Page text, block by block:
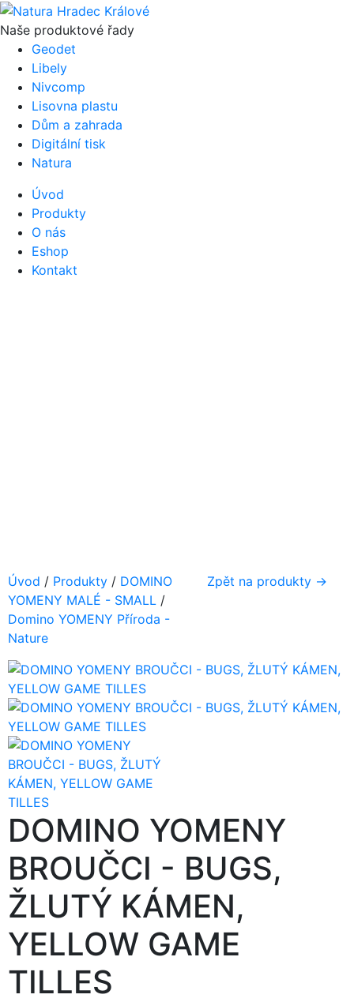
Naše produktové řady
Geodet
Libely
Nivcomp
Lisovna plastu
Dům a zahrada
Digitální tisk
Natura
Úvod
Produkty
O nás
Eshop
Kontakt
Úvod / Produkty / DOMINO
YOMENY MALÉ - SMALL /
Domino YOMENY Příroda -
Nature
Zpět na produkty →
DOMINO YOMENY
BROUČCI - BUGS,
ŽLUTÝ KÁMEN,
YELLOW GAME
TILLES